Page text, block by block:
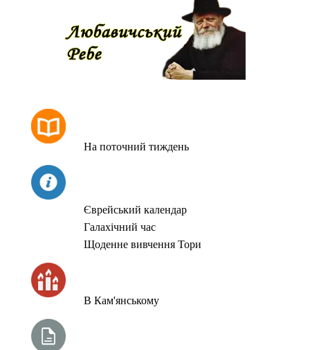
На поточний тиждень
Єврейський календар
Галахічний час
Щоденне вивчення Тори
В Кам'янському